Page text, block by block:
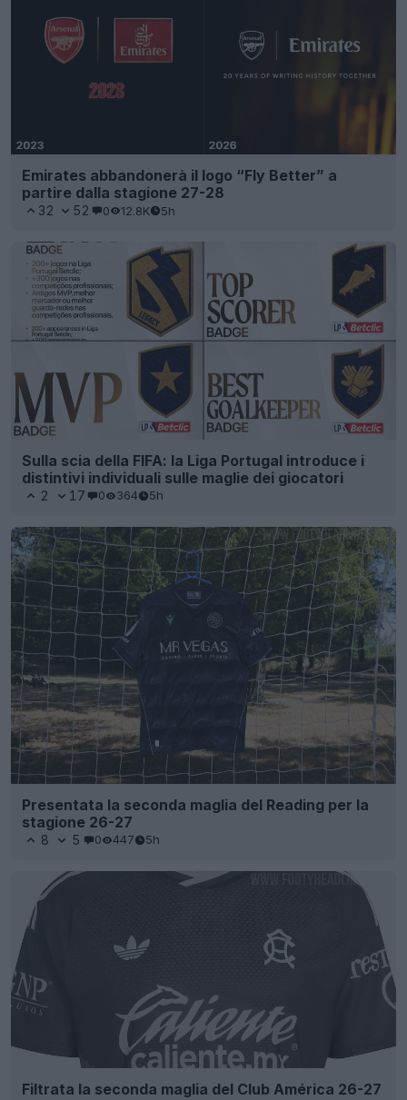
Emirates abbandonerà il logo “Fly Better” a
partire dalla stagione 27-28
32 52 0 12.8K 5h
Sulla scia della FIFA: la Liga Portugal introduce i
distintivi individuali sulle maglie dei giocatori
2 17 0 364 5h
Presentata la seconda maglia del Reading per la
stagione 26-27
8 5 0 447 5h
Filtrata la seconda maglia del Club América 26-27